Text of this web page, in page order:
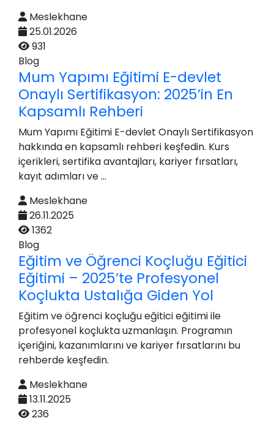
Meslekhane
25.01.2026
931
Blog
Mum Yapımı Eğitimi E-devlet
Onaylı Sertifikasyon: 2025’in En
Kapsamlı Rehberi
Mum Yapımı Eğitimi E-devlet Onaylı Sertifikasyon
hakkında en kapsamlı rehberi keşfedin. Kurs
içerikleri, sertifika avantajları, kariyer fırsatları,
kayıt adımları ve ...
Meslekhane
26.11.2025
1362
Blog
Eğitim ve Öğrenci Koçluğu Eğitici
Eğitimi – 2025’te Profesyonel
Koçlukta Ustalığa Giden Yol
Eğitim ve öğrenci koçluğu eğitici eğitimi ile
profesyonel koçlukta uzmanlaşın. Programın
içeriğini, kazanımlarını ve kariyer fırsatlarını bu
rehberde keşfedin.
Meslekhane
13.11.2025
236